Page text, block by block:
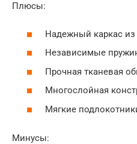
Плюсы:
Надежный каркас из
Независимые
Прочная тканевая
Многослойная
Мягкие
Минусы: